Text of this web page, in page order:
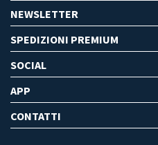
NEWSLETTER
SPEDIZIONI PREMIUM
SOCIAL
APP
CONTATTI